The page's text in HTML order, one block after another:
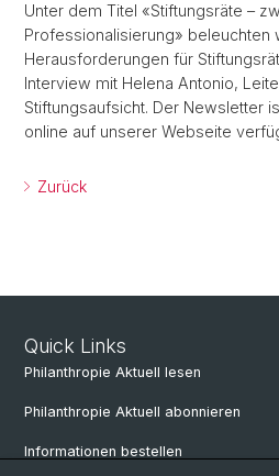
Unter dem Titel «Stiftungsräte –
Professionalisierung» beleuchten
Herausforderungen für
Interview mit Helena Antonio,
Stiftungsaufsicht. Der Newsletter
online auf unserer Webseite
Zurück
Quick Links
Philanthropie Aktuell lesen
Philanthropie Aktuell abonnieren
Informationen bestellen